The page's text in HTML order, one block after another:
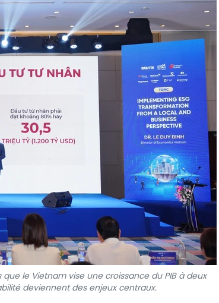
que le Vietnam vise une croissance du PIB à deux
deviennent des enjeux centraux.